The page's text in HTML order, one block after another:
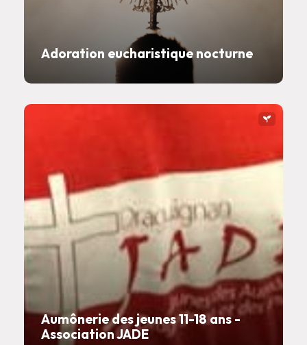
Adoration eucharistique nocturne
Aumônerie des jeunes 11-18 ans -
Association JADE